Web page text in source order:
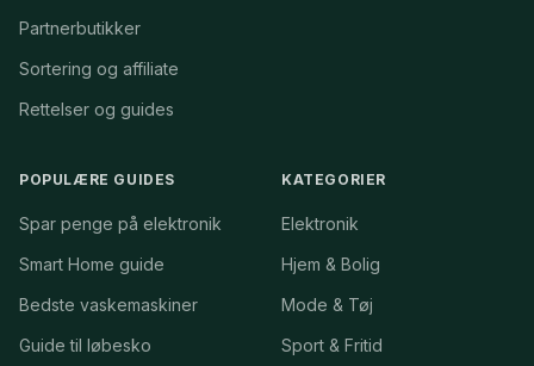
Partnerbutikker
Sortering og affiliate
Rettelser og guides
POPULÆRE GUIDES
Spar penge på elektronik
Smart Home guide
Bedste vaskemaskiner
Guide til løbesko
KATEGORIER
Elektronik
Hjem & Bolig
Mode & Tøj
Sport & Fritid